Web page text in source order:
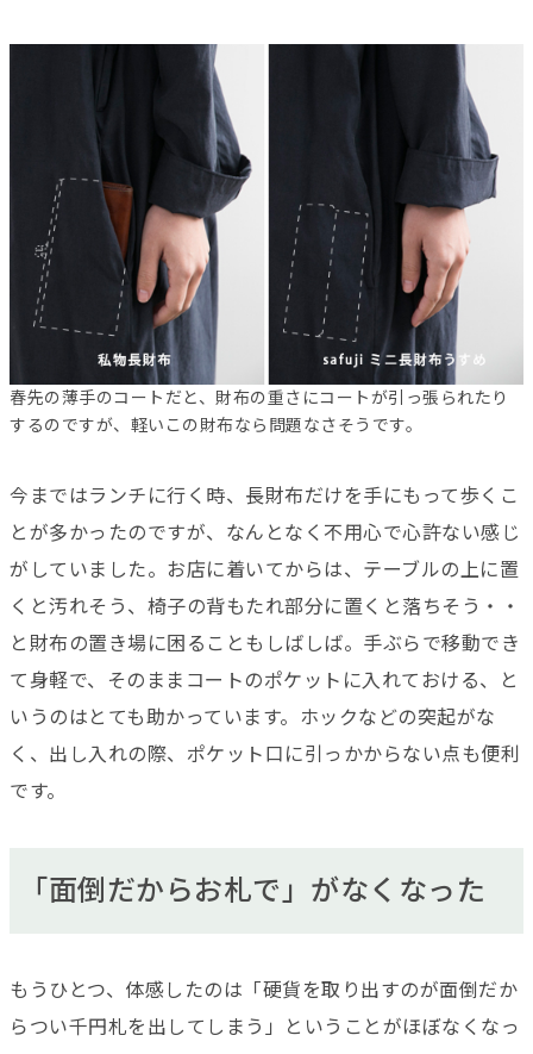
春先の薄手のコートだと、財布の重さにコートが引っ張られたり
するのですが、軽いこの財布なら問題なさそうです。
今まではランチに行く時、長財布だけを手にもって歩くこ
とが多かったのですが、なんとなく不用心で心許ない感じ
がしていました。お店に着いてからは、テーブルの上に置
くと汚れそう、椅子の背もたれ部分に置くと落ちそう・・
と財布の置き場に困ることもしばしば。手ぶらで移動でき
て身軽で、そのままコートのポケットに入れておける、と
いうのはとても助かっています。ホックなどの突起がな
く、出し入れの際、ポケット口に引っかからない点も便利
です。
「面倒だからお札で」がなくなった
もうひとつ、体感したのは「硬貨を取り出すのが面倒だか
らつい千円札を出してしまう」ということがほぼなくなっ